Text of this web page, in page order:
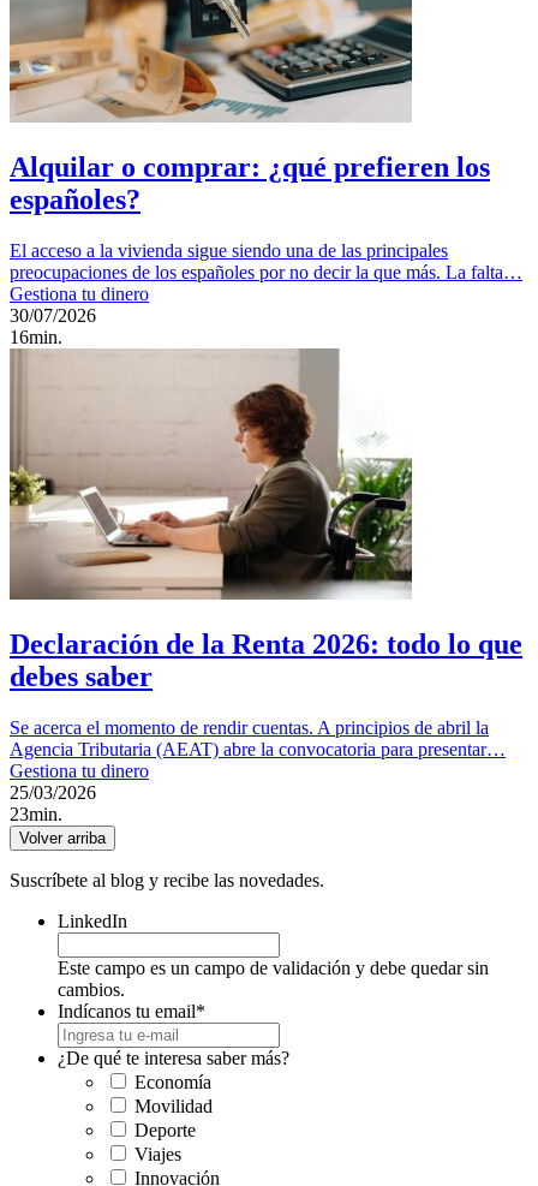
Alquilar o comprar: ¿qué prefieren los
españoles?
El acceso a la vivienda sigue siendo una de las principales
preocupaciones de los españoles por no decir la que más. La falta…
Gestiona tu dinero
30/07/2026
16min.
Declaración de la Renta 2026: todo lo que
debes saber
Se acerca el momento de rendir cuentas. A principios de abril la
Agencia Tributaria (AEAT) abre la convocatoria para presentar…
Gestiona tu dinero
25/03/2026
23min.
Volver arriba
Suscríbete al blog y recibe las novedades.
LinkedIn
Este campo es un campo de validación y debe quedar sin
cambios.
Indícanos tu email*
¿De qué te interesa saber más?
Economía
Movilidad
Deporte
Viajes
Innovación